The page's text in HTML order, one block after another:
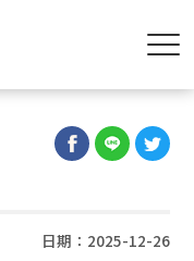
日期：2025-12-26